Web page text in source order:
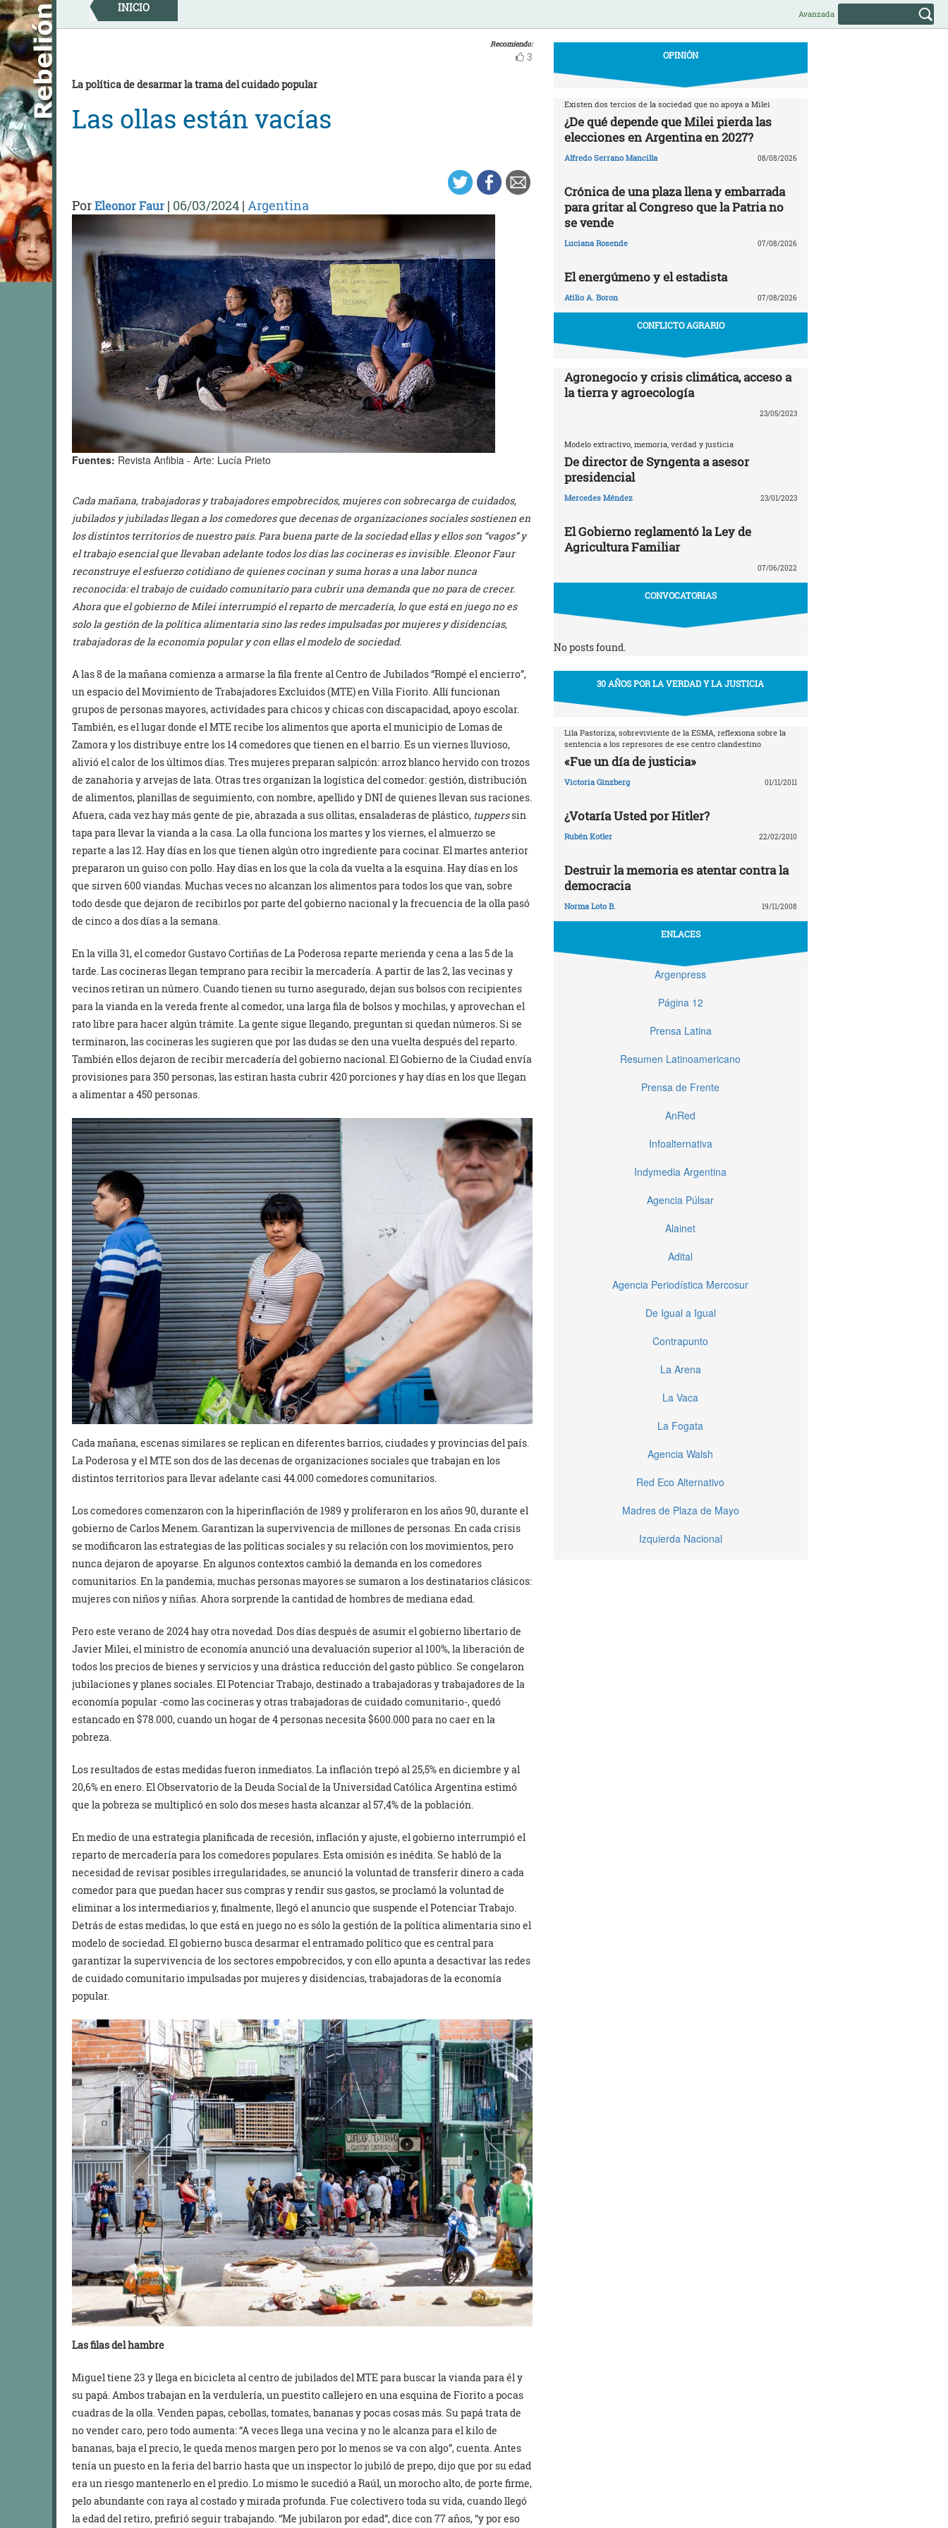
Skip
to
content
INICIO Avanzada
Recomiendo:
3
La política de desarmar la trama del cuidado popular
Las ollas están vacías
PorEleonor Faur | 06/03/2024 | Argentina
Fuentes: Revista Anfibia - Arte: Lucía Prieto
Cada mañana, trabajadoras y trabajadores empobrecidos, mujeres con sobrecarga de cuidados,
jubilados y jubiladas llegan a los comedores que decenas de organizaciones sociales sostienen en
los distintos territorios de nuestro país. Para buena parte de la sociedad ellas y ellos son “vagos” y
el trabajo esencial que llevaban adelante todos los días las cocineras es invisible. Eleonor Faur
reconstruye el esfuerzo cotidiano de quienes cocinan y suma horas a una labor nunca
reconocida: el trabajo de cuidado comunitario para cubrir una demanda que no para de crecer.
Ahora que el gobierno de Milei interrumpió el reparto de mercadería, lo que está en juego no es
solo la gestión de la política alimentaria sino las redes impulsadas por mujeres y disidencias,
trabajadoras de la economía popular y con ellas el modelo de sociedad.
A las 8 de la mañana comienza a armarse la fila frente al Centro de Jubilados “Rompé el encierro”,
un espacio del Movimiento de Trabajadores Excluidos (MTE) en Villa Fiorito. Allí funcionan
grupos de personas mayores, actividades para chicos y chicas con discapacidad, apoyo escolar.
También, es el lugar donde el MTE recibe los alimentos que aporta el municipio de Lomas de
Zamora y los distribuye entre los 14 comedores que tienen en el barrio. Es un viernes lluvioso,
alivió el calor de los últimos días. Tres mujeres preparan salpicón: arroz blanco hervido con trozos
de zanahoria y arvejas de lata. Otras tres organizan la logística del comedor: gestión, distribución
de alimentos, planillas de seguimiento, con nombre, apellido y DNI de quienes llevan sus raciones.
Afuera, cada vez hay más gente de pie, abrazada a sus ollitas, ensaladeras de plástico, tupperssin
tapa para llevar la vianda a la casa. La olla funciona los martes y los viernes, el almuerzo se
reparte a las 12. Hay días en los que tienen algún otro ingrediente para cocinar. El martes anterior
prepararon un guiso con pollo. Hay días en los que la cola da vuelta a la esquina. Hay días en los
que sirven 600 viandas. Muchas veces no alcanzan los alimentos para todos los que van, sobre
todo desde que dejaron de recibirlos por parte del gobierno nacional y la frecuencia de la olla pasó
de cinco a dos días a la semana.
En la villa 31, el comedor Gustavo Cortiñas de La Poderosa reparte merienda y cena a las 5 de la
tarde. Las cocineras llegan temprano para recibir la mercadería. A partir de las 2, las vecinas y
vecinos retiran un número. Cuando tienen su turno asegurado, dejan sus bolsos con recipientes
para la vianda en la vereda frente al comedor, una larga fila de bolsos y mochilas, y aprovechan el
rato libre para hacer algún trámite. La gente sigue llegando, preguntan si quedan números. Si se
terminaron, las cocineras les sugieren que por las dudas se den una vuelta después del reparto.
También ellos dejaron de recibir mercadería del gobierno nacional. El Gobierno de la Ciudad envía
provisiones para 350 personas, las estiran hasta cubrir 420 porciones y hay días en los que llegan
a alimentar a 450 personas.
Cada mañana, escenas similares se replican en diferentes barrios, ciudades y provincias del país.
La Poderosa y el MTE son dos de las decenas de organizaciones sociales que trabajan en los
distintos territorios para llevar adelante casi 44.000 comedores comunitarios.
Los comedores comenzaron con la hiperinflación de 1989 y proliferaron en los años 90, durante el
gobierno de Carlos Menem. Garantizan la supervivencia de millones de personas. En cada crisis
se modificaron las estrategias de las políticas sociales y su relación con los movimientos, pero
nunca dejaron de apoyarse. En algunos contextos cambió la demanda en los comedores
comunitarios. En la pandemia, muchas personas mayores se sumaron a los destinatarios clásicos:
mujeres con niños y niñas. Ahora sorprende la cantidad de hombres de mediana edad.
Pero este verano de 2024 hay otra novedad. Dos días después de asumir el gobierno libertario de
Javier Milei, el ministro de economía anunció una devaluación superior al 100%, la liberación de
todos los precios de bienes y servicios y una drástica reducción del gasto público. Se congelaron
jubilaciones y planes sociales. El Potenciar Trabajo, destinado a trabajadoras y trabajadores de la
economía popular -como las cocineras y otras trabajadoras de cuidado comunitario-, quedó
estancado en $78.000, cuando un hogar de 4 personas necesita $600.000 para no caer en la
pobreza.
Los resultados de estas medidas fueron inmediatos. La inflación trepó al 25,5% en diciembre y al
20,6% en enero. El Observatorio de la Deuda Social de la Universidad Católica Argentina estimó
que la pobreza se multiplicó en solo dos meses hasta alcanzar al 57,4% de la población.
En medio de una estrategia planificada de recesión, inflación y ajuste, el gobierno interrumpió el
reparto de mercadería para los comedores populares. Esta omisión es inédita. Se habló de la
necesidad de revisar posibles irregularidades, se anunció la voluntad de transferir dinero a cada
comedor para que puedan hacer sus compras y rendir sus gastos, se proclamó la voluntad de
eliminar a los intermediarios y, finalmente, llegó el anuncio que suspende el Potenciar Trabajo.
Detrás de estas medidas, lo que está en juego no es sólo la gestión de la política alimentaria sino el
modelo de sociedad. El gobierno busca desarmar el entramado político que es central para
garantizar la supervivencia de los sectores empobrecidos, y con ello apunta a desactivar las redes
de cuidado comunitario impulsadas por mujeres y disidencias, trabajadoras de la economía
popular.
Las filas del hambre
Miguel tiene 23 y llega en bicicleta al centro de jubilados del MTE para buscar la vianda para él y
su papá. Ambos trabajan en la verdulería, un puestito callejero en una esquina de Fiorito a pocas
cuadras de la olla. Venden papas, cebollas, tomates, bananas y pocas cosas más. Su papá trata de
no vender caro, pero todo aumenta: “A veces llega una vecina y no le alcanza para el kilo de
bananas, baja el precio, le queda menos margen pero por lo menos se va con algo”, cuenta. Antes
tenía un puesto en la feria del barrio hasta que un inspector lo jubiló de prepo, dijo que por su edad
era un riesgo mantenerlo en el predio. Lo mismo le sucedió a Raúl, un morocho alto, de porte firme,
pelo abundante con raya al costado y mirada profunda. Fue colectivero toda su vida, cuando llegó
la edad del retiro, prefirió seguir trabajando. “Me jubilaron por edad”, dice con 77 años, “y por eso
OPINIÓN
Existen dos tercios de la sociedad que no apoya a Milei
¿De qué depende que Milei pierda las
elecciones en Argentina en 2027?
Alfredo Serrano Mancilla 08/08/2026
Crónica de una plaza llena y embarrada
para gritar al Congreso que la Patria no
se vende
Luciana Rosende 07/08/2026
El energúmeno y el estadista
Atilio A. Boron 07/08/2026
CONFLICTO AGRARIO
Agronegocio y crisis climática, acceso a
la tierra y agroecología
23/05/2023
Modelo extractivo, memoria, verdad y justicia
De director de Syngenta a asesor
presidencial
Mercedes Méndez 23/01/2023
El Gobierno reglamentó la Ley de
Agricultura Familiar
07/06/2022
CONVOCATORIAS
No posts found.
30 AÑOS POR LA VERDAD Y LA JUSTICIA
Lila Pastoriza, sobreviviente de la ESMA, reflexiona sobre la
sentencia a los represores de ese centro clandestino
«Fue un día de justicia»
Victoria Ginzberg 01/11/2011
¿Votaría Usted por Hitler?
Rubén Kotler 22/02/2010
Destruir la memoria es atentar contra la
democracia
Norma Loto B. 19/11/2008
ENLACES
Argenpress
Página 12
Prensa Latina
Resumen Latinoamericano
Prensa de Frente
AnRed
Infoalternativa
Indymedia Argentina
Agencia Púlsar
Alainet
Adital
Agencia Periodística Mercosur
De Igual a Igual
Contrapunto
La Arena
La Vaca
La Fogata
Agencia Walsh
Red Eco Alternativo
Madres de Plaza de Mayo
Izquierda Nacional